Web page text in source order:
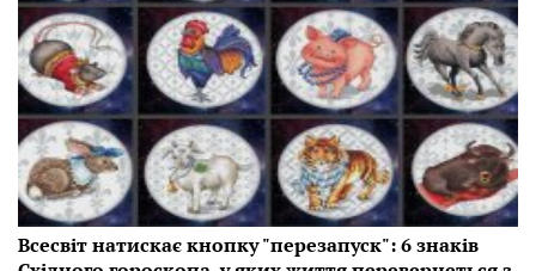
Всесвіт натискає кнопку "перезапуск": 6 знаків